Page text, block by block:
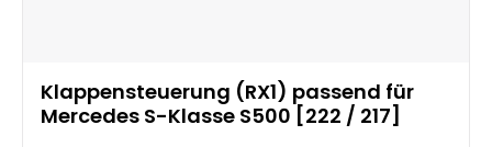
Klappensteuerung (RX1) passend für
Mercedes S-Klasse S500 [222 / 217]